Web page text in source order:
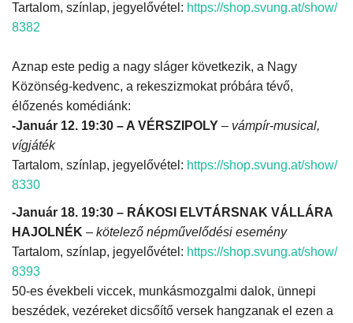
Újság Archívum
Nyelv
Magyar Deutsch English
Tartalom, színlap, jegyelővétel: https://shop.svung.at/show/
8382
Aznap este pedig a nagy sláger következik, a Nagy
Közönség-kedvenc, a rekeszizmokat próbára tévő,
élőzenés komédiánk:
-Január 12. 19:30 – A VÉRSZIPOLY – vámpír-musical,
vígjáték
Tartalom, színlap, jegyelővétel: https://shop.svung.at/show/
8330
-Január 18. 19:30 – RÁKOSI ELVTÁRSNAK VÁLLÁRA
HAJOLNÉK – kötelező népművelődési esemény
Tartalom, színlap, jegyelővétel: https://shop.svung.at/show/
8393
50-es évekbeli viccek, munkásmozgalmi dalok, ünnepi
beszédek, vezéreket dicsőítő versek hangzanak el ezen a